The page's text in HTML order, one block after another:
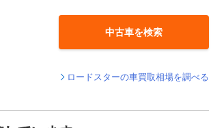
中古車を検索
ロードスターの車買取相場を調べる